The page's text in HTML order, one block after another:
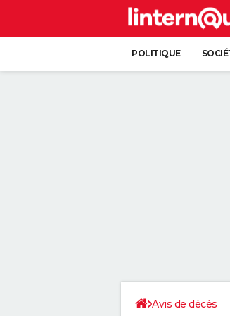
POLITIQUE
Avis de décès